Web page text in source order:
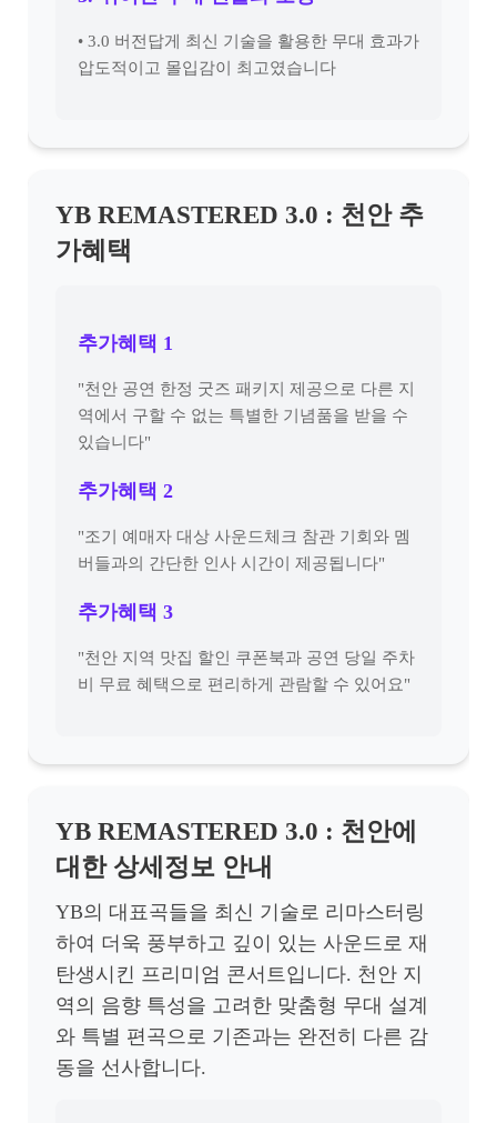
• 3.0 버전답게 최신 기술을 활용한 무대 효과가
압도적이고 몰입감이 최고였습니다
YB REMASTERED 3.0 : 천안 추
가혜택
추가혜택 1
"천안 공연 한정 굿즈 패키지 제공으로 다른 지
역에서 구할 수 없는 특별한 기념품을 받을 수
있습니다"
추가혜택 2
"조기 예매자 대상 사운드체크 참관 기회와 멤
버들과의 간단한 인사 시간이 제공됩니다"
추가혜택 3
"천안 지역 맛집 할인 쿠폰북과 공연 당일 주차
비 무료 혜택으로 편리하게 관람할 수 있어요"
YB REMASTERED 3.0 : 천안에
대한 상세정보 안내
YB의 대표곡들을 최신 기술로 리마스터링
하여 더욱 풍부하고 깊이 있는 사운드로 재
탄생시킨 프리미엄 콘서트입니다. 천안 지
역의 음향 특성을 고려한 맞춤형 무대 설계
와 특별 편곡으로 기존과는 완전히 다른 감
동을 선사합니다.